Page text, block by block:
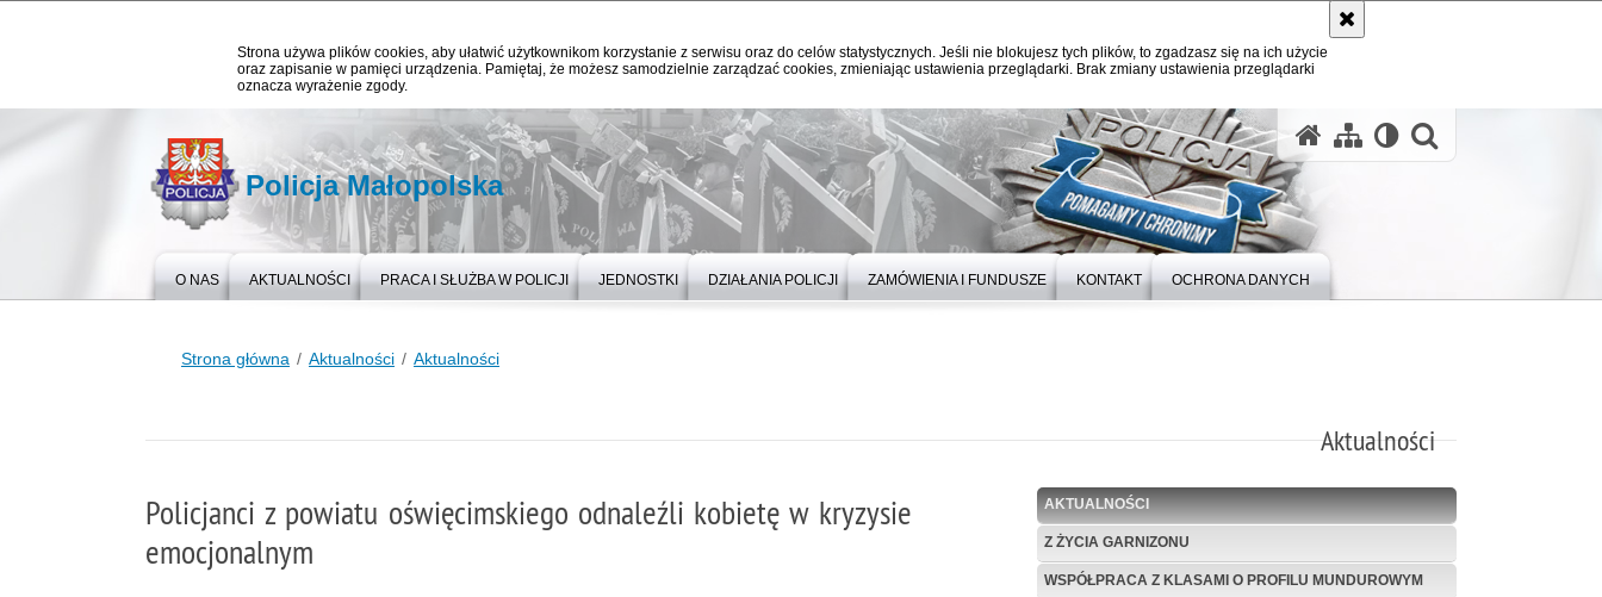
Strona używa plików cookies, aby ułatwić użytkownikom korzystanie z serwisu oraz do celów statystycznych. Jeśli nie blokujesz tych plików, to zgadzasz się na ich użycie
oraz zapisanie w pamięci urządzenia. Pamiętaj, że możesz samodzielnie zarządzać cookies, zmieniając ustawienia przeglądarki. Brak zmiany ustawienia przeglądarki
oznacza wyrażenie zgody.
Policja Małopolska
O NAS AKTUALNOŚCI PRACA I SŁUŻBA W POLICJI JEDNOSTKI DZIAŁANIA POLICJI ZAMÓWIENIA I FUNDUSZE KONTAKT OCHRONA DANYCH
Strona główna Aktualności Aktualności
Aktualności
Policjanci z powiatu oświęcimskiego odnaleźli kobietę w kryzysie
emocjonalnym
AKTUALNOŚCI
Z ŻYCIA GARNIZONU
WSPÓŁPRACA Z KLASAMI O PROFILU MUNDUROWYM